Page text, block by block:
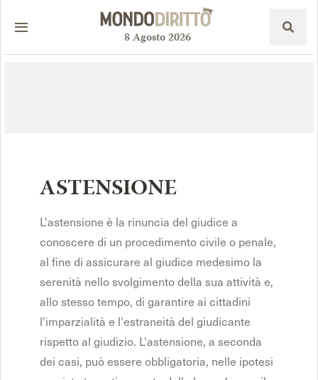
8Agosto2026
ASTENSIONE
L'astensione è la rinuncia del giudice a
conoscere di un procedimento civile o penale,
al fine di assicurare al giudice medesimo la
serenità nello svolgimento della sua attività e,
allo stesso tempo, di garantire ai cittadini
l'imparzialità e l'estraneità del giudicante
rispetto al giudizio. L'astensione, a seconda
dei casi, può essere obbligatoria, nelle ipotesi